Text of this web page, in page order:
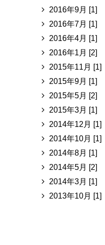
2016年9月 [1]
2016年7月 [1]
2016年4月 [1]
2016年1月 [2]
2015年11月 [1]
2015年9月 [1]
2015年5月 [2]
2015年3月 [1]
2014年12月 [1]
2014年10月 [1]
2014年8月 [1]
2014年5月 [2]
2014年3月 [1]
2013年10月 [1]